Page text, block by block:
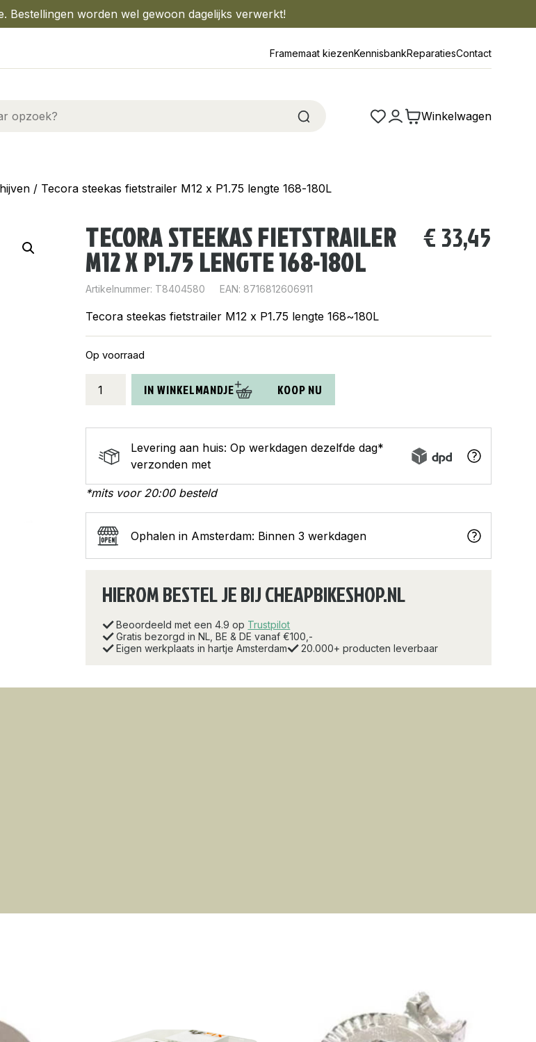
Bestellingen worden wel gewoon dagelijks verwerkt!
Framemaat kiezenKennisbankReparatiesContact
Winkelwagen
/ Tecora steekas fietstrailer M12 x P1.75 lengte 168-180L
TECORA STEEKAS FIETSTRAILER
M12 X P1.75 LENGTE 168-180L
€ 33,45
Artikelnummer: T8404580 EAN: 8716812606911
Tecora steekas fietstrailer M12 x P1.75 lengte 168~180L
Op voorraad
steekas
M12
P1.75
lengte
168-
180L
aantal
IN WINKELMANDJE KOOP NU
Levering aan huis: Op werkdagen dezelfde dag*
verzonden met
*mits voor 20:00 besteld
Ophalen in Amsterdam: Binnen 3 werkdagen
HIEROM BESTEL JE BIJ CHEAPBIKESHOP.NL
Beoordeeld met een 4.9 op Trustpilot
Gratis bezorgd in NL, BE & DE vanaf €100,-
Eigen werkplaats in hartje Amsterdam
20.000+ producten leverbaar